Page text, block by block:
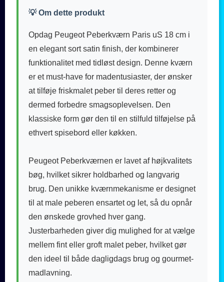
💡 Om dette produkt
Opdag Peugeot Peberkværn Paris uS 18 cm i
en elegant sort satin finish, der kombinerer
funktionalitet med tidløst design. Denne kværn
er et must-have for madentusiaster, der ønsker
at tilføje friskmalet peber til deres retter og
dermed forbedre smagsoplevelsen. Den
klassiske form gør den til en stilfuld tilføjelse på
ethvert spisebord eller køkken.
Peugeot Peberkværnen er lavet af højkvalitets
bøg, hvilket sikrer holdbarhed og langvarig
brug. Den unikke kværnmekanisme er designet
til at male peberen ensartet og let, så du opnår
den ønskede grovhed hver gang.
Justerbarheden giver dig mulighed for at vælge
mellem fint eller groft malet peber, hvilket gør
den ideel til både dagligdags brug og gourmet-
madlavning.